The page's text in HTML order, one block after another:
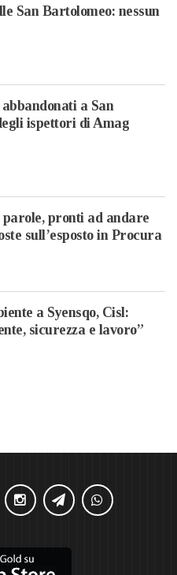
San Bartolomeo: nessun
a San
ispettori di Amag
pronti ad andare
sull’esposto in Procura
a Syensqo, Cisl:
sicurezza e lavoro”